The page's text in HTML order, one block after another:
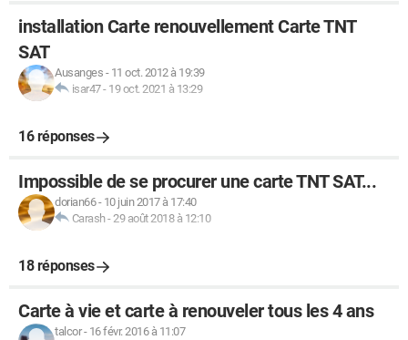
installation Carte renouvellement Carte TNT
SAT
Ausanges - 11 oct. 2012 à 19:39
isar47- 19 oct. 2021 à 13:29
16 réponses
Impossible de se procurer une carte TNT SAT...
dorian66- 10 juin 2017 à 17:40
Carash-29 août 2018 à 12:10
18 réponses
Carte à vie et carte à renouveler tous les 4 ans
talcor- 16 févr. 2016 à 11:07